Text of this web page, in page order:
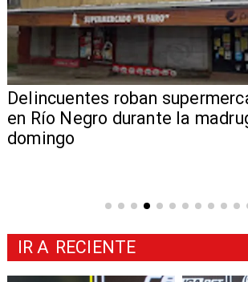
Delincuentes roban
en Río Negro durante la
domingo
IR A RECIENTE